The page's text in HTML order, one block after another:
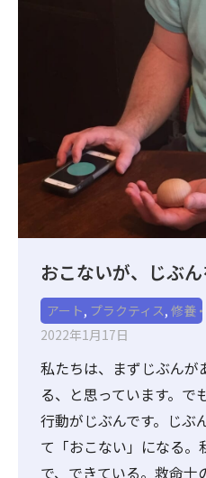
おこないが、じぶん
アート, プラクティス, 修養
2022年1月17日
私たちは、まずじぶんが
る、と思っています。で
行動がじぶんです。じぶ
て「おこない」になる
で、できている。救命士